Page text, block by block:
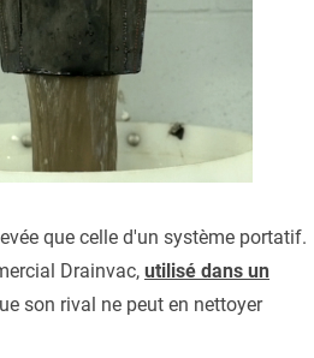
que celle d'un système portatif.
Drainvac, utilisé dans un
son rival ne peut en nettoyer